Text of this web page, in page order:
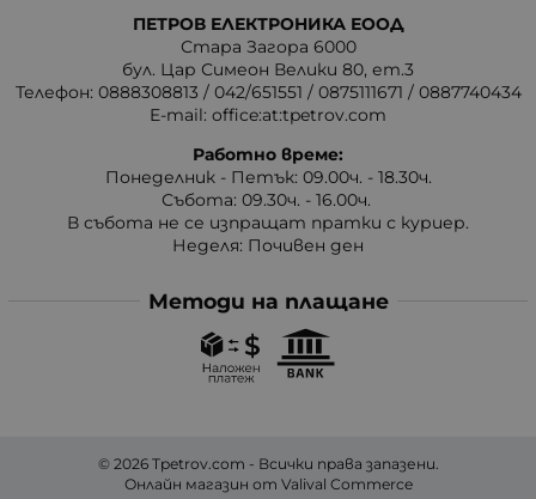
ПЕТРОВ ЕЛЕКТРОНИКА ЕООД
Стара Загора 6000
бул. Цар Симеон Велики 80, ет.3
Телефон: 0888308813 / 042/651551 / 0875111671 / 0887740434
E-mail: office:at:tpetrov.com
Работно време:
Понеделник - Петък: 09.00ч. - 18.30ч.
Събота: 09.30ч. - 16.00ч.
В събота не се изпращат пратки с куриер.
Неделя: Почивен ден
Методи на плащане
© 2026 Tpetrov.com - Всички права запазени.
Онлайн магазин от Valival Commerce